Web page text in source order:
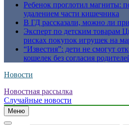
Ребенок проглотил магниты:
удалением части кишечника
В ГД рассказали, можно ли
Эксперт по детским товарам
рисках покупок игрушек на
“Известия”: дети не смогут
кошелек без согласия
Новости
Новостная рассылка
Случайные новости
Меню